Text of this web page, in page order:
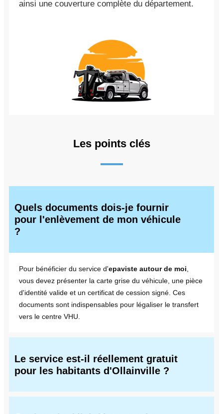
ainsi une couverture complète du département.
Les points clés
Quels documents dois-je fournir
pour l'enlèvement de mon véhicule
?
Pour bénéficier du service d'epaviste autour de moi
vous devez présenter la carte grise du véhicule, une pièce
d'identité valide et un certificat de cession signé. Ces
documents sont indispensables pour légaliser le transfert
vers le centre VHU.
Le service est-il réellement gratuit
pour les habitants d'Ollainville ?